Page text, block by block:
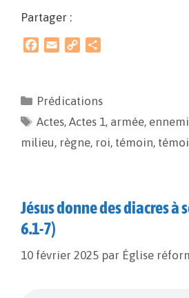
Partager :
b
o
o
l
L
i
a
g
Prédications
Actes,Actes 1, armée, ennemi
milieu, règne, roi, témoin,
Jésus donne des diacres à
6.1-7)
10 février 2025 par Église